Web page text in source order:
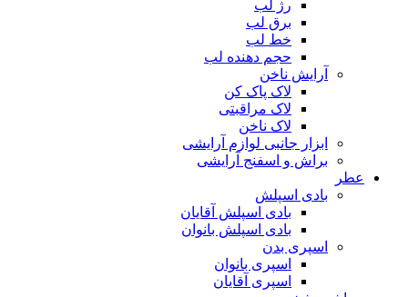
رژ لب
برق لب
خط لب
حجم دهنده لب
آرایش ناخن
لاک پاک کن
لاک مراقبتی
لاک ناخن
ابزار جانبی لوازم آرایشی
براش و اسفنج آرایشی
عطر
بادی اسپلش
بادی اسپلش آقایان
بادی اسپلش بانوان
اسپری بدن
اسپری بانوان
اسپری آقایان